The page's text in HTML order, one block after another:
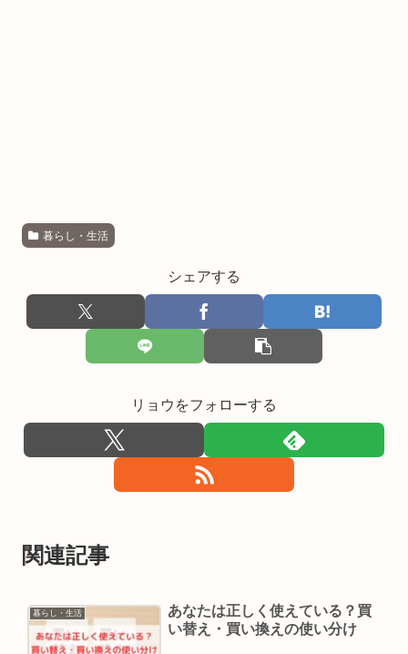
暮らし・生活
シェアする
リョウをフォローする
関連記事
暮らし・生活
あなたは正しく使えている？買
い替え・買い換えの使い分け